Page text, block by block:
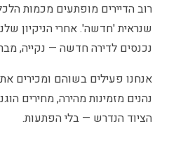
רוב הדיירים מופתעים מכמות
שנראית 'חדשה'. אחרי הניקיון
נכנסים לדירה חדשה — נקייה,
אנחנו פעילים בשוהם ומכירים
נהנים מזמינות מהירה, מחירים
הציוד הנדרש — בלי הפתעות.